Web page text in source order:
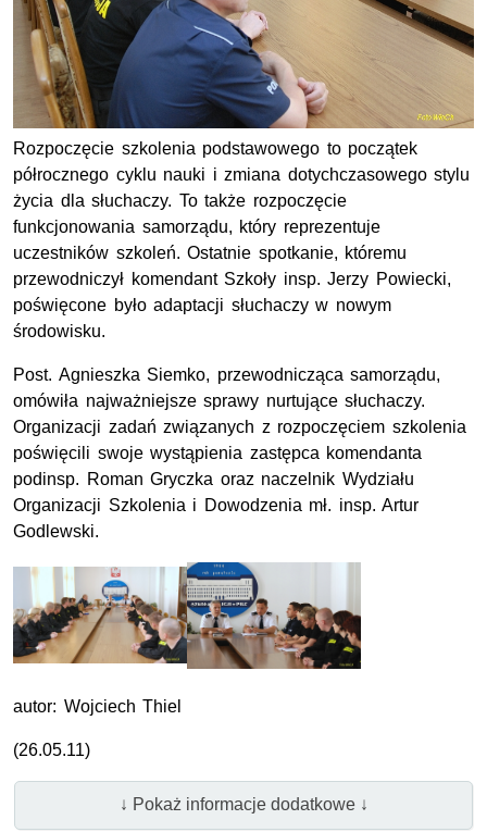
Rozpoczęcie szkolenia podstawowego to początek
półrocznego cyklu nauki i zmiana dotychczasowego stylu
życia dla słuchaczy. To także rozpoczęcie
funkcjonowania samorządu, który reprezentuje
uczestników szkoleń. Ostatnie spotkanie, któremu
przewodniczył komendant Szkoły insp. Jerzy Powiecki,
poświęcone było adaptacji słuchaczy w nowym
środowisku.
Post. Agnieszka Siemko, przewodnicząca samorządu,
omówiła najważniejsze sprawy nurtujące słuchaczy.
Organizacji zadań związanych z rozpoczęciem szkolenia
poświęcili swoje wystąpienia zastępca komendanta
podinsp. Roman Gryczka oraz naczelnik Wydziału
Organizacji Szkolenia i Dowodzenia mł. insp. Artur
Godlewski.
autor: Wojciech Thiel
(26.05.11)
↓ Pokaż informacje dodatkowe ↓